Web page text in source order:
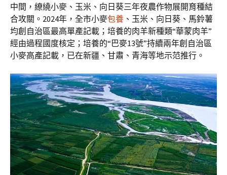
中間，繚繞小麥、玉米、向日葵三年夜農作物展開育種結
合攻關。2024年，全市小麥包養 、玉米、向日葵、馬鈴薯
均創自治區最高單產記載；培養的肉羊新種類“華蒙肉羊”
經由過程國度核定；培養的“巴麥13號”持續兩年創自治區
小麥高產記載，已在新疆、甘肅、青海等地示范推行。